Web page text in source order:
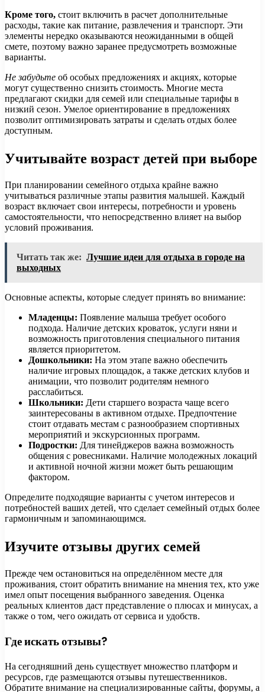
Кроме того, стоит включить в расчет дополнительные
расходы, такие как питание, развлечения и транспорт. Эти
элементы нередко оказываются неожиданными в общей
смете, поэтому важно заранее предусмотреть возможные
варианты.
Не забудьте об особых предложениях и акциях, которые
могут существенно снизить стоимость. Многие места
предлагают скидки для семей или специальные тарифы в
низкий сезон. Умелое ориентирование в предложениях
позволит оптимизировать затраты и сделать отдых более
доступным.
Учитывайте возраст детей при выборе
При планировании семейного отдыха крайне важно
учитываться различные этапы развития малышей. Каждый
возраст включает свои интересы, потребности и уровень
самостоятельности, что непосредственно влияет на выбор
условий проживания.
Читать так же: Лучшие идеи для отдыха в городе на
выходных
Основные аспекты, которые следует принять во внимание:
Младенцы: Появление малыша требует особого
подхода. Наличие детских кроваток, услуги няни и
возможность приготовления специального питания
является приоритетом.
Дошкольники: На этом этапе важно обеспечить
наличие игровых площадок, а также детских клубов и
анимации, что позволит родителям немного
расслабиться.
Школьники: Дети старшего возраста чаще всего
заинтересованы в активном отдыхе. Предпочтение
стоит отдавать местам с разнообразием спортивных
мероприятий и экскурсионных программ.
Подростки: Для тинейджеров важна возможность
общения с ровесниками. Наличие молодежных локаций
и активной ночной жизни может быть решающим
фактором.
Определите подходящие варианты с учетом интересов и
потребностей ваших детей, что сделает семейный отдых более
гармоничным и запоминающимся.
Изучите отзывы других семей
Прежде чем остановиться на определённом месте для
проживания, стоит обратить внимание на мнения тех, кто уже
имел опыт посещения выбранного заведения. Оценка
реальных клиентов даст представление о плюсах и минусах, а
также о том, чего ожидать от сервиса и удобств.
Где искать отзывы?
На сегодняшний день существует множество платформ и
ресурсов, где размещаются отзывы путешественников.
Обратите внимание на специализированные сайты, форумы, а